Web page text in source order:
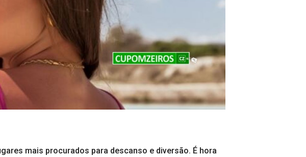
mais procurados para descanso e diversão. É hora